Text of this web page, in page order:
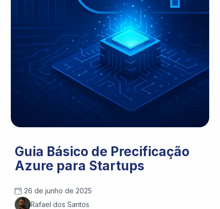
Guia Básico de Precificação
Azure para Startups
26 de junho de 2025
Rafael dos Santos